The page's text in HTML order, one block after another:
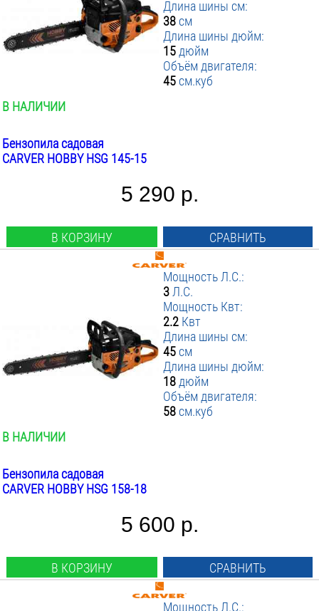
Измельчители
электрические
Длина шины см:
38см
Длина шины дюйм:
15 дюйм
Объём двигателя:
45см.куб
В НАЛИЧИИ
Бензопила садовая
CARVER HOBBY HSG 145-15
5 290 р.
В КОРЗИНУ СРАВНИТЬ
Мощность Л.С.:
3 Л.С.
Мощность Квт:
2.2 Квт
Длина шины см:
45см
Длина шины дюйм:
18 дюйм
Объём двигателя:
58см.куб
В НАЛИЧИИ
Бензопила садовая
CARVER HOBBY HSG 158-18
5 600 р.
В КОРЗИНУ СРАВНИТЬ
Мощность Л.С.: